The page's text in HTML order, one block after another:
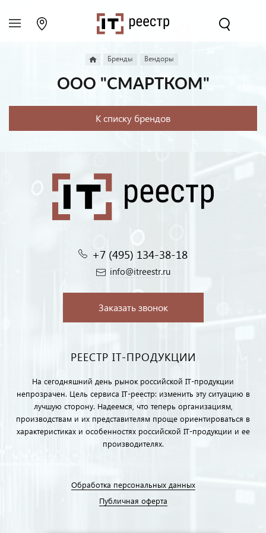
Бренды Вендоры
ООО "СМАРТКОМ"
К списку брендов
+7 (495) 134-38-18‬
info@itreestr.ru
Заказать звонок
РЕЕСТР IT-ПРОДУКЦИИ
На сегодняшний день рынок российской IT-продукции
непрозрачен. Цель сервиса IT-реестр: изменить эту ситуацию в
лучшую сторону. Надеемся, что теперь организациям,
производствам и их представителям проще ориентироваться в
характеристиках и особенностях российской IT-продукции и ее
производителях.
Обработка персональных данных
Публичная оферта